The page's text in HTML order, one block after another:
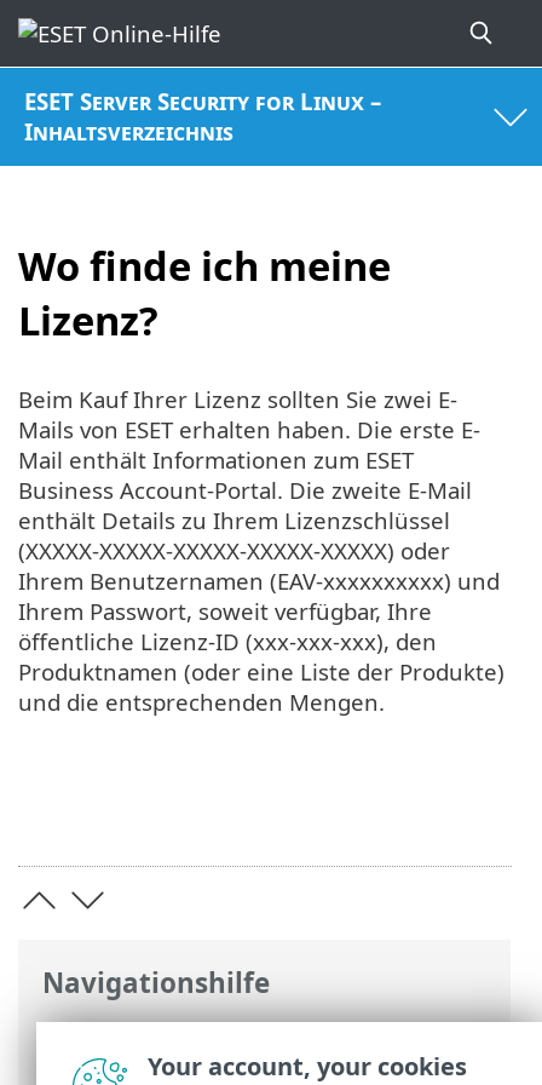
ESET Server Security for Linux –
Inhaltsverzeichnis
Wo finde ich meine
Lizenz?
Navigationshilfe
ESET Online-Hilfe>ESET Server Security
for Linux
>ESET Server Security for Linux
Beim Kauf Ihrer Lizenz sollten Sie zwei E-
Mails von ESET erhalten haben. Die erste E-
Mail enthält Informationen zum ESET
Business Account-Portal. Die zweite E-Mail
enthält Details zu Ihrem Lizenzschlüssel
(XXXXX-XXXXX-XXXXX-XXXXX-XXXXX) oder
Ihrem Benutzernamen (EAV-xxxxxxxxxx) und
Ihrem Passwort, soweit verfügbar, Ihre
öffentliche Lizenz-ID (xxx-xxx-xxx), den
Produktnamen (oder eine Liste der Produkte)
und die entsprechenden Mengen.
Your account, your cookies